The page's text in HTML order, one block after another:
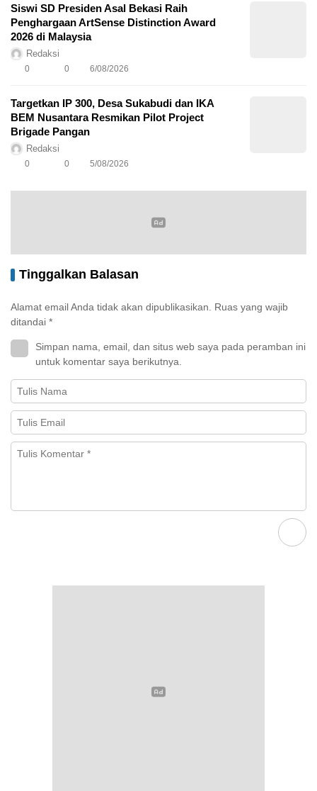
Siswi SD Presiden Asal Bekasi Raih
Penghargaan ArtSense Distinction Award
2026 di Malaysia
Redaksi
0 0 6/08/2026
Targetkan IP 300, Desa Sukabudi dan IKA
BEM Nusantara Resmikan Pilot Project
Brigade Pangan
Redaksi
0 0 5/08/2026
Tinggalkan Balasan
Alamat email Anda tidak akan dipublikasikan.
Ruas yang wajib
ditandai *
Simpan nama, email, dan situs web saya pada peramban ini
untuk komentar saya berikutnya.